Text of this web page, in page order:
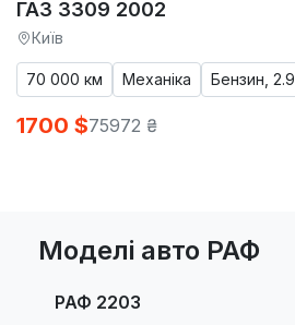
ГАЗ 3309 2002
Київ
70 000 км Механіка Бензин, 2.9
1700 $75972 ₴
Моделі авто РАФ
РАФ 2203